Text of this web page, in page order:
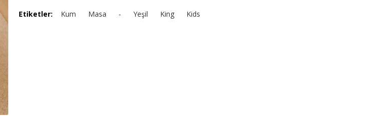
Etiketler: Kum Masa - Yeşil King Kids